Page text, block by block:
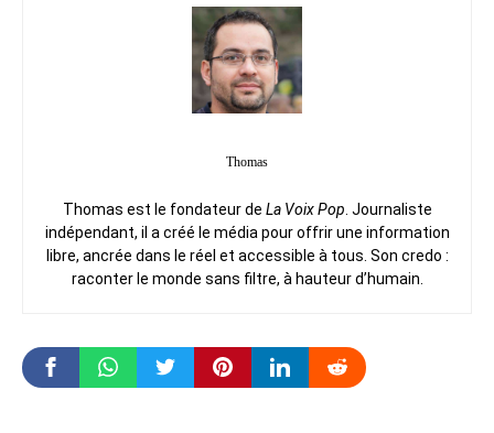
Thomas
Thomas est le fondateur de La Voix Pop . Journaliste
indépendant, il a créé le média pour offrir une information
libre, ancrée dans le réel et accessible à tous. Son credo :
raconter le monde sans filtre, à hauteur d’humain.